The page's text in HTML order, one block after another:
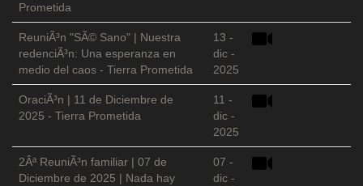
Prometida
ReuniÃ³n "SÃ© Sano" | Nuestra
redenciÃ³n: Una esperanza en
medio del caos - Tierra Prometida
13 -
dic -
2025
OraciÃ³n | 11 de Diciembre de
2025 - Tierra Prometida
11 -
dic -
2025
2Âª ReuniÃ³n familiar | 07 de
Diciembre de 2025 | Nada hay
07 -
dic -